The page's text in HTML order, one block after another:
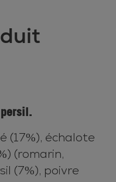
(17%), échalote
(romarin,
(7%), poivre